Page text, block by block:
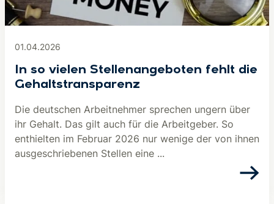
01.04.2026
In so vielen Stellenangeboten fehlt die
Gehaltstransparenz
Die deutschen Arbeitnehmer sprechen ungern über
ihr Gehalt. Das gilt auch für die Arbeitgeber. So
enthielten im Februar 2026 nur wenige der von ihnen
ausgeschriebenen Stellen eine ...